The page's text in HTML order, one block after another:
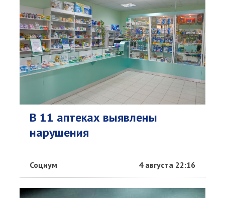
В 11 аптеках выявлены
нарушения
Социум 4 августа 22:16